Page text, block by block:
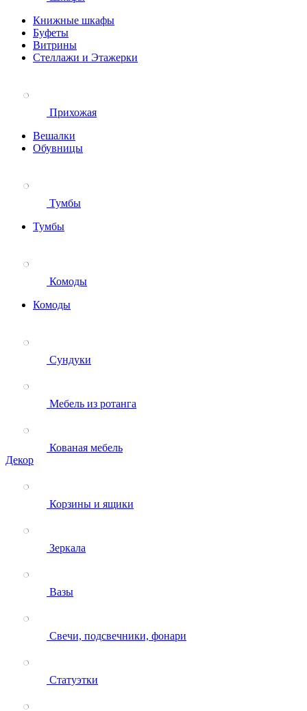
Книжные шкафы
Буфеты
Витрины
Стеллажи и Этажерки
Прихожая
Вешалки
Обувницы
Тумбы
Тумбы
Комоды
Комоды
Сундуки
Мебель из ротанга
Кованая мебель
Декор
Корзины и ящики
Зеркала
Вазы
Свечи, подсвечники, фонари
Статуэтки